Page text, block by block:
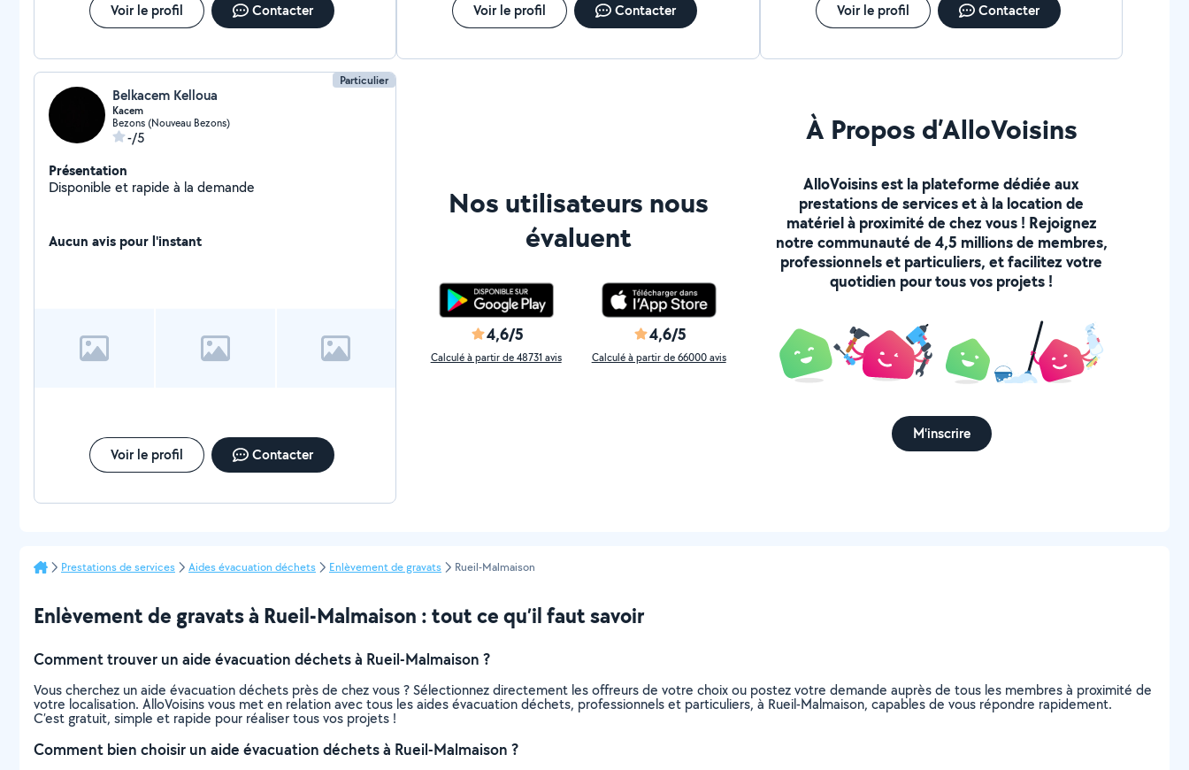
Voir le profil Contacter Voir le profil Contacter Voir le profil Contacter
Particulier
Belkacem Kelloua
Kacem
Bezons (Nouveau Bezons)
-/5
Présentation
Disponible et rapide à la demande
Aucun avis pour l'instant
Voir le profil Contacter
Nos utilisateurs nous
évaluent
4,6/5
Calculé à partir de 48731 avis
4,6/5
Calculé à partir de 66000 avis
À Propos d’AlloVoisins
AlloVoisins est la plateforme dédiée aux
prestations de services et à la location de
matériel à proximité de chez vous ! Rejoignez
notre communauté de 4,5 millions de membres,
professionnels et particuliers, et facilitez votre
quotidien pour tous vos projets !
M'inscrire
Prestations de services Aides évacuation déchets Enlèvement de gravats Rueil-Malmaison
Enlèvement de gravats à Rueil-Malmaison : tout ce qu’il faut savoir
Comment trouver un aide évacuation déchets à Rueil-Malmaison ?
Vous cherchez un aide évacuation déchets près de chez vous ? Sélectionnez directement les offreurs de votre choix ou postez votre demande auprès de tous les membres à proximité de
votre localisation. AlloVoisins vous met en relation avec tous les aides évacuation déchets, professionnels et particuliers, à Rueil-Malmaison, capables de vous répondre rapidement.
C’est gratuit, simple et rapide pour réaliser tous vos projets !
Comment bien choisir un aide évacuation déchets à Rueil-Malmaison ?